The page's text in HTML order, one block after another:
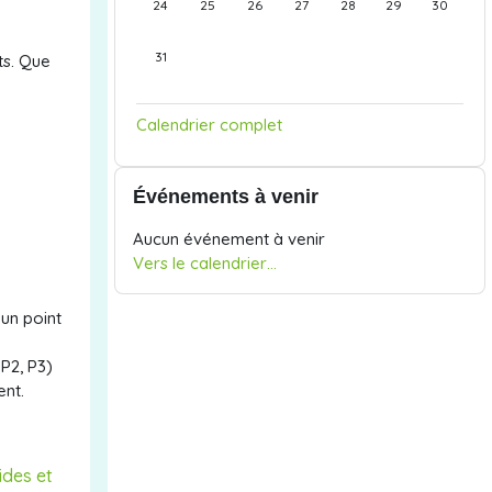
24 25 26 27 28 29 30
Aucun événement, lundi 31 août
31
Calendrier complet
Passer Événements à venir
Événements à venir
Aucun événement à venir
Vers le calendrier…
Que
point
P3)
et